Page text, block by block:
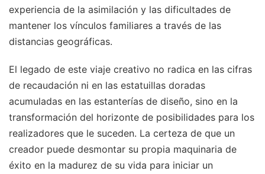
experiencia de la asimilación y las dificultades de
mantener los vínculos familiares a través de las
distancias geográficas.
El legado de este viaje creativo no radica en las cifras
de recaudación ni en las estatuillas doradas
acumuladas en las estanterías de diseño, sino en la
transformación del horizonte de posibilidades para los
realizadores que le suceden. La certeza de que un
creador puede desmontar su propia maquinaria de
éxito en la madurez de su vida para iniciar un